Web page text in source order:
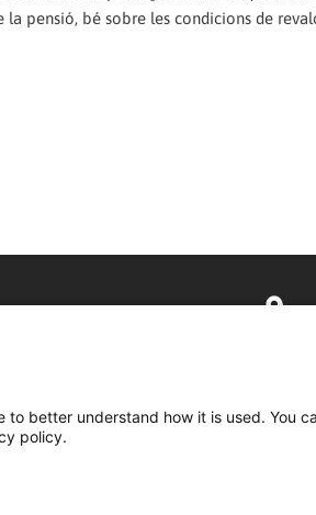
pensió, bé sobre les condicions de
better understand how it is used. You
policy.